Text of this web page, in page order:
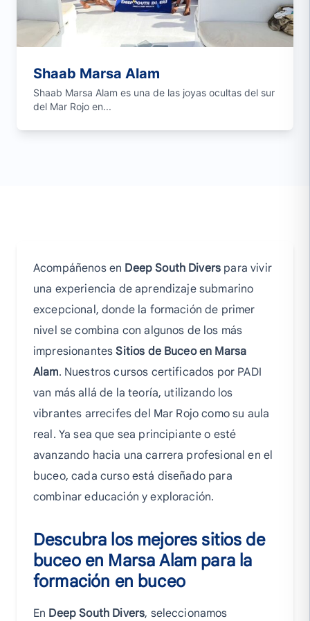
Shaab Marsa Alam
Shaab Marsa Alam es una de las joyas ocultas del sur
del Mar Rojo en...
Acompáñenos en Deep South Divers para vivir
una experiencia de aprendizaje submarino
excepcional, donde la formación de primer
nivel se combina con algunos de los más
impresionantesSitios de Buceo en Marsa
Alam. Nuestros cursos certificados por PADI
van más allá de la teoría, utilizando los
vibrantes arrecifes del Mar Rojo como su aula
real. Ya sea que sea principiante o esté
avanzando hacia una carrera profesional en el
buceo, cada curso está diseñado para
combinar educación y exploración.
Descubra los mejores sitios de
buceo en Marsa Alam para la
formación en buceo
En Deep South Divers, seleccionamos